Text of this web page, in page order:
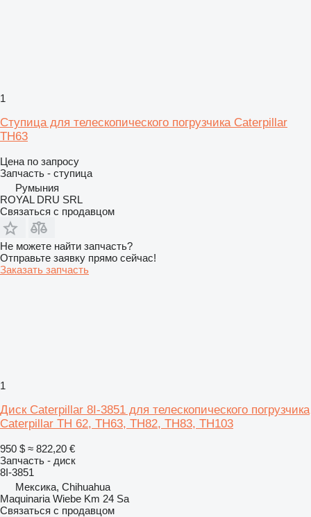
1
Ступица для телескопического погрузчика Caterpillar
TH63
Цена по запросу
Запчасть - ступица
Румыния
ROYAL DRU SRL
Связаться с продавцом
Не можете найти запчасть?
Отправьте заявку прямо сейчас!
Заказать запчасть
1
Диск Caterpillar 8I-3851 для телескопического погрузчика
Caterpillar TH 62, TH63, TH82, TH83, TH103
950 $ ≈ 822,20 €
Запчасть - диск
8I-3851
Мексика, Chihuahua
Maquinaria Wiebe Km 24 Sa
Связаться с продавцом